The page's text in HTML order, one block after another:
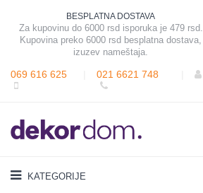
BESPLATNA DOSTAVA
Za kupovinu do 6000 rsd isporuka je 479 rsd.
Kupovina preko 6000 rsd besplatna dostava,
izuzev nameštaja.
069 616 625 021 6621 748
KATEGORIJE